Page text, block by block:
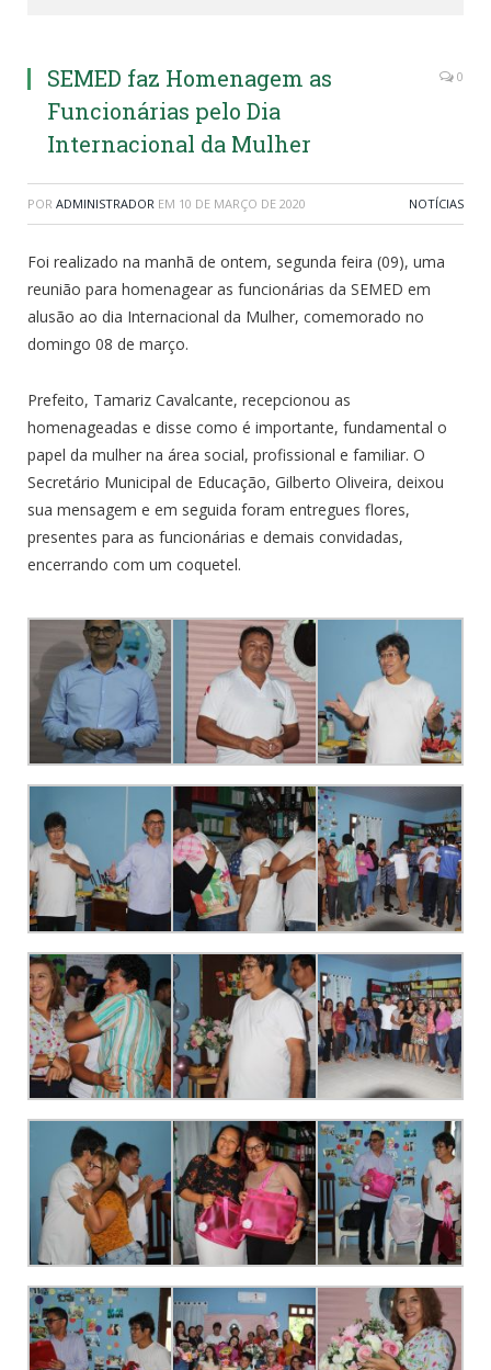
SEMED faz Homenagem as
Funcionárias pelo Dia
Internacional da Mulher
0
POR ADMINISTRADOR EM 10 DE MARÇO DE 2020 NOTÍCIAS
Foi realizado na manhã de ontem, segunda feira (09), uma
reunião para homenagear as funcionárias da SEMED em
alusão ao dia Internacional da Mulher, comemorado no
domingo 08 de março.
Prefeito, Tamariz Cavalcante, recepcionou as
homenageadas e disse como é importante, fundamental o
papel da mulher na área social, profissional e familiar. O
Secretário Municipal de Educação, Gilberto Oliveira, deixou
sua mensagem e em seguida foram entregues flores,
presentes para as funcionárias e demais convidadas,
encerrando com um coquetel.